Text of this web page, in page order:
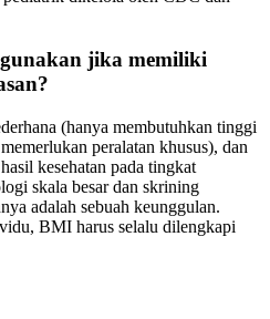
jika memiliki
(hanya membutuhkan tinggi
peralatan khusus), dan
kesehatan pada tingkat
skala besar dan skrining
adalah sebuah keunggulan.
BMI harus selalu dilengkapi